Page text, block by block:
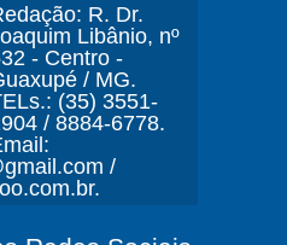
R. Dr.
Libânio, nº
- Centro -
/ MG.
(35) 3551-
/ 8884-6778.
/